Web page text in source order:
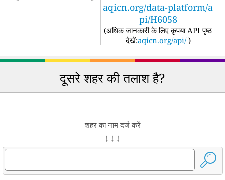
aqicn.org/data-platform/a
pi/H6058
(अधिक जानकारी के लिए कृपया API पृष्ठ
देखें:aqicn.org/api/ )
दूसरे शहर की तलाश है?
शहर का नाम दर्ज करें
↓ ↓ ↓